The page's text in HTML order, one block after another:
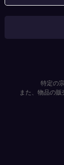
特定の
また、物品の販